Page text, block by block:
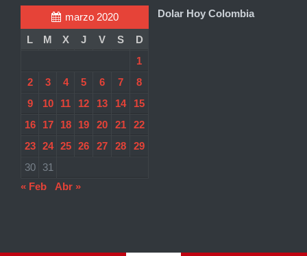
marzo 2020
L
M X J V S
D
1
2
3 4 5 6 7
8
9
10 11 12 13 14
15
16
17 18 19 20 21
22
23
24 25 26 27 28
29
30
31
« Feb
Abr »
Dolar Hoy Colombia